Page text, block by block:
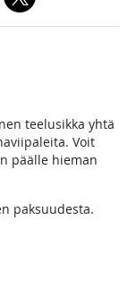
teelusikka yhtä
Voit
päälle hieman
paksuudesta.